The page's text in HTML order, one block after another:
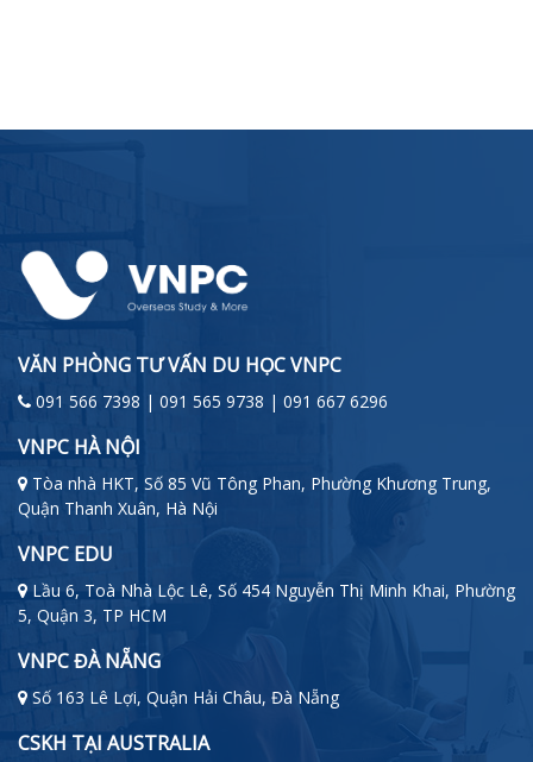
VĂN PHÒNG TƯ VẤN DU HỌC VNPC
091 566 7398 | 091 565 9738 | 091 667 6296
VNPC HÀ NỘI
Tòa nhà HKT, Số 85 Vũ Tông Phan, Phường Khương Trung,
Quận Thanh Xuân, Hà Nội
VNPC EDU
Lầu 6, Toà Nhà Lộc Lê, Số 454 Nguyễn Thị Minh Khai, Phường
5, Quận 3, TP HCM
VNPC ĐÀ NẴNG
Số 163 Lê Lợi, Quận Hải Châu, Đà Nẵng
CSKH TẠI AUSTRALIA